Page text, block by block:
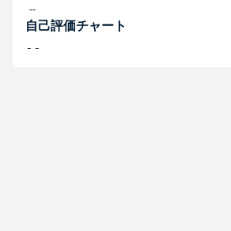
--
自己評価チャート
--